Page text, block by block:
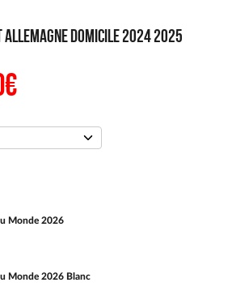
Domicile 2024 2025
€Le
prix
est :
47.90€.
Monde 2026
Monde 2026 Blanc